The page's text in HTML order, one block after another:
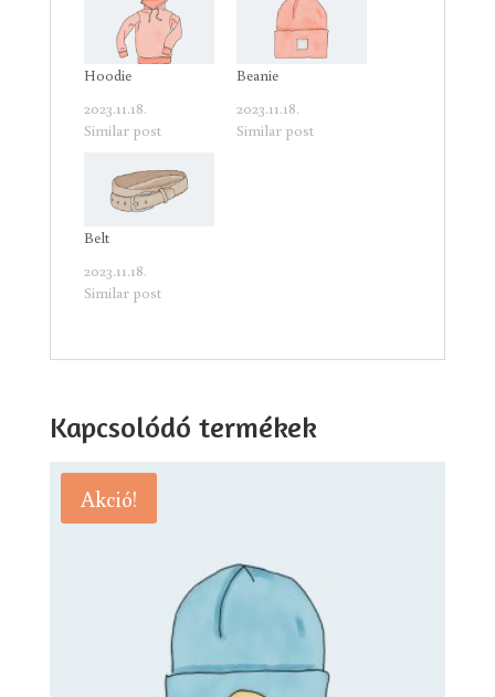
Hoodie
2023.11.18.
Similar post
Beanie
2023.11.18.
Similar post
Belt
2023.11.18.
Similar post
Kapcsolódó termékek
Akció!